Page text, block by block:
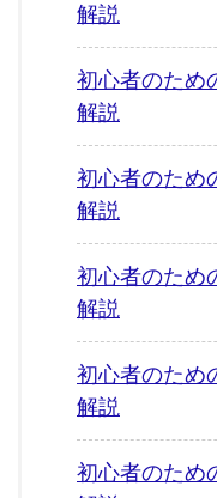
解説
初心者のた
解説
初心者のた
解説
初心者のた
解説
初心者のた
解説
初心者のた